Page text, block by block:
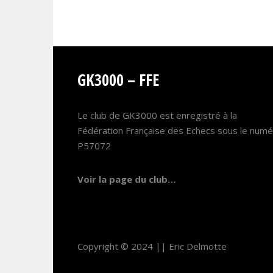
GK3000 – FFE
Le club de GK3000 est enregistré à la
Fédération Française des Echecs sous le
P57072
Voir la page du club…
Copyright © 2024 || Eric Delmotte